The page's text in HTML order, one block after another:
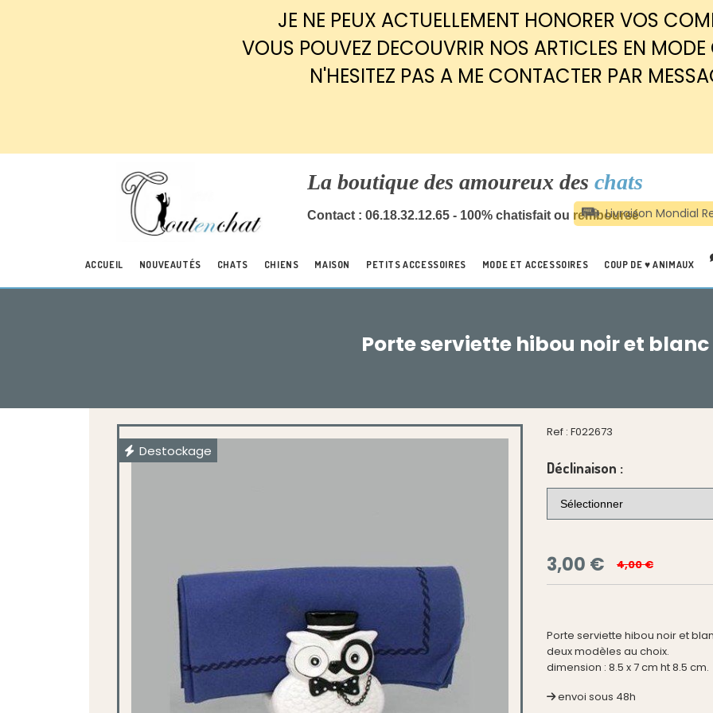
JE NE PEUX ACTUELLEMENT HONORER VOS
VOUS POUVEZ DECOUVRIR NOS ARTICLES EN
N'HESITEZ PAS A ME CONTACTER PAR
La boutique des amoureux des chats
Contact : 06.18.32.12.65 - 100% chatisfait ou remboursé
ACCUEIL NOUVEAUTÉS CHATS CHIENS MAISON PETITS ACCESSOIRES MODE ET ACCESSOIRES COUP DE ♥ ANIMAUX
Porte serviette hibou noir et blanc
Destockage
Ref : F022673
Déclinaison :
3,00 € 4,00 €
Porte serviette hibou noir et
deux modèles au choix.
dimension : 8.5 x 7 cm ht 8.5 cm.
envoi sous 48h